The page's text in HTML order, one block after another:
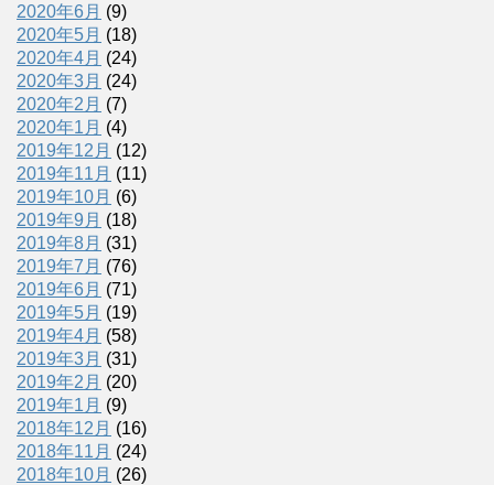
2020年6月 (9)
2020年5月 (18)
2020年4月 (24)
2020年3月 (24)
2020年2月 (7)
2020年1月 (4)
2019年12月 (12)
2019年11月 (11)
2019年10月 (6)
2019年9月 (18)
2019年8月 (31)
2019年7月 (76)
2019年6月 (71)
2019年5月 (19)
2019年4月 (58)
2019年3月 (31)
2019年2月 (20)
2019年1月 (9)
2018年12月 (16)
2018年11月 (24)
2018年10月 (26)